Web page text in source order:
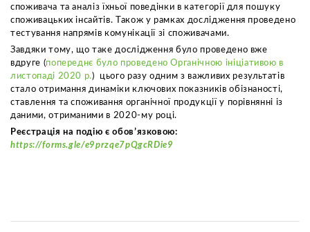
споживача та аналіз їхньої поведінки в категорії для пошуку
споживацьких інсайтів. Також у рамках дослідження проведено
тестування напрямів комунікації зі споживачами.
Завдяки тому, що таке дослідження було проведено вже
вдруге (попереднє було проведено Органічною ініціативою в
листопаді 2020 р.) цього разу одним з важливих результатів
стало отримання динаміки ключових показників обізнаності,
ставлення та споживання органічної продукції у порівнянні із
даними, отриманими в 2020-му році.
Реєстрація на подію є обовʼязковою:
https://forms.gle/e9przqe7pQgcRDie9